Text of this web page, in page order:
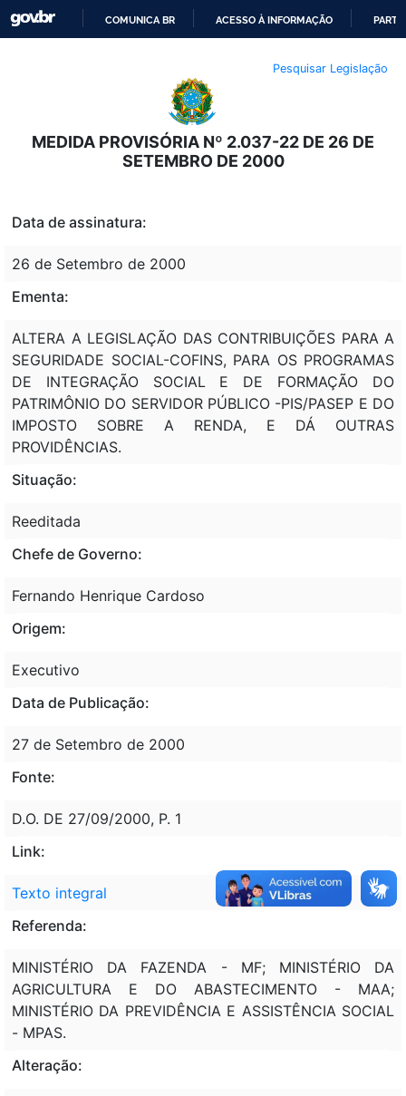
O
CONTEÚDO
COMUNICA BR ACESSO À INFORMAÇÃO
Pesquisar Legislação
MEDIDA PROVISÓRIA Nº 2.037-22 DE 26 DE
SETEMBRO DE 2000
Data de assinatura:
26 de Setembro de 2000
Ementa:
ALTERA A LEGISLAÇÃO DAS CONTRIBUIÇÕES PARA A
SEGURIDADE SOCIAL-COFINS, PARA OS PROGRAMAS
DE INTEGRAÇÃO SOCIAL E DE FORMAÇÃO DO
PATRIMÔNIO DO SERVIDOR PÚBLICO -PIS/PASEP E DO
IMPOSTO SOBRE A RENDA, E DÁ OUTRAS
PROVIDÊNCIAS.
Situação:
Reeditada
Chefe de Governo:
Fernando Henrique Cardoso
Origem:
Executivo
Data de Publicação:
27 de Setembro de 2000
Fonte:
D.O. DE 27/09/2000, P. 1
Link:
Texto integral
Referenda:
MINISTÉRIO DA FAZENDA - MF; MINISTÉRIO DA
AGRICULTURA E DO ABASTECIMENTO - MAA;
MINISTÉRIO DA PREVIDÊNCIA E ASSISTÊNCIA SOCIAL
- MPAS.
Alteração: